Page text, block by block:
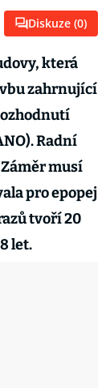
Diskuze (0)
která
zahrnující
Radní
musí
pro epopej
tvoří 20
let.